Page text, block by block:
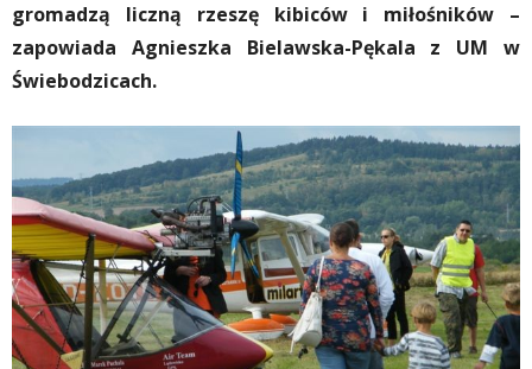
gromadzą liczną rzeszę kibiców i miłośników –
zapowiada Agnieszka Bielawska-Pękala z UM w
Świebodzicach.